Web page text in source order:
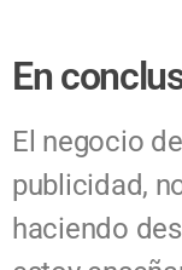
En
El negocio
publicidad,
haciendo